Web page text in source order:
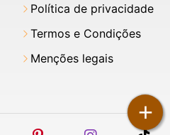
+
Política de privacidade
Termos e Condições
Menções legais